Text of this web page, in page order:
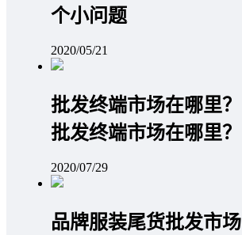
个小问题
2020/05/21
批发终端市场在哪里？
批发终端市场在哪里？
2020/07/29
品牌服装尾货批发市场